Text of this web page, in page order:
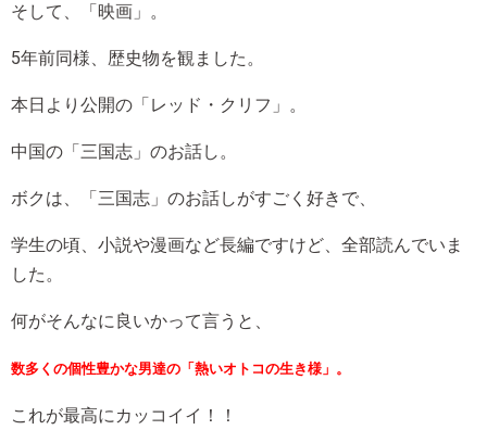
そして、「映画」。
5年前同様、歴史物を観ました。
本日より公開の「レッド・クリフ」。
中国の「三国志」のお話し。
ボクは、「三国志」のお話しがすごく好きで、
学生の頃、小説や漫画など長編ですけど、全部読んでいま
した。
何がそんなに良いかって言うと、
数多くの個性豊かな男達の「熱いオトコの生き様」。
これが最高にカッコイイ！！